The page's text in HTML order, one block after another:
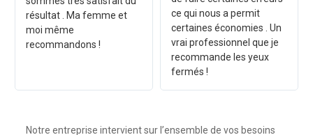
résultat . Ma femme et
moi même
recommandons !
ce qui nous a permit
certaines économies . Un
vrai professionnel que je
recommande les yeux
fermés !
Notre entreprise intervient sur l’ensemble de vos besoins